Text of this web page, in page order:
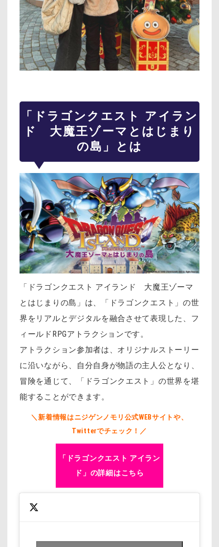
「ドラゴンクエスト アイラン
ド 大魔王ゾーマとはじまり
の島」とは
「ドラゴンクエスト アイランド 大魔王ゾーマ
とはじまりの島」は、「ドラゴンクエスト」の世
界をリアルとデジタルを融合させて表現した、フ
ィールドRPGアトラクションです。
アトラクション参加者は、オリジナルストーリー
に沿いながら、自分自身が物語の主人公となり、
冒険を通じて、「ドラゴンクエスト」の世界を堪
能することができます。
＼新着情報はニジゲンノモリ公式WEBサイトや、
Twitterでチェック！／
「ドラゴンクエスト アイラン
ド」の詳細はこちら